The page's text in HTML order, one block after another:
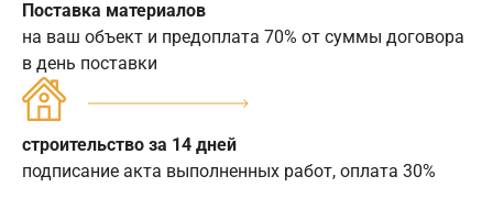
Поставка материалов
на ваш объект и предоплата 70% от суммы договора
в день поставки
строительство за 14 дней
подписание акта выполненных работ, оплата 30%